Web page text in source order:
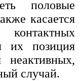
половые
касается
их позиция
неактивных,
случай.